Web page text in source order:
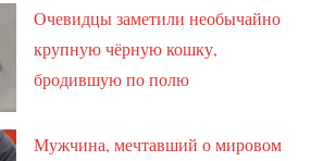
Очевидцы заметили необычайно
крупную чёрную кошку,
бродившую по полю
Мужчина, мечтавший о мировом